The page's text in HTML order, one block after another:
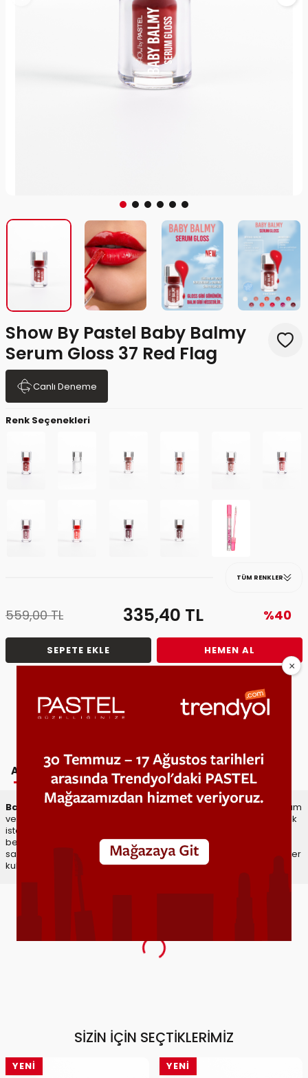
Show By Pastel Baby Balmy
Serum Gloss 37 Red Flag
Canlı Deneme
Renk Seçenekleri
TÜM RENKLER
559,00TL 335,40 TL %40
SEPETE EKLE HEMEN AL
AÇIKLAMA YORUMLAR TAVSIYE ET
Baby Balmy Serum Gloss, dudaklarınız için mükemmel bir bakım
ve renk çözümü sunar. Hem dudak bakım hem de doğal parlaklık
isteyenler için tasarlanmış bu ürün, Color & Care formülüyle
benzersiz bir deneyim sunar. Bu özel gloss, serum içeriği
sayesinde dudaklarınıza yoğun nem ve bakım sağlar, böylece her
kullanımda daha sağlıklı ve pürüzsüz dudaklara kavuşursunuz.
SIZIN İÇIN SEÇTIKLERIMIZ
YENI YENI